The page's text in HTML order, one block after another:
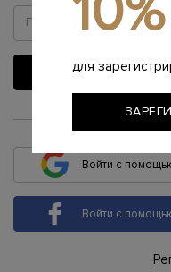
Войти с
Войти с
для